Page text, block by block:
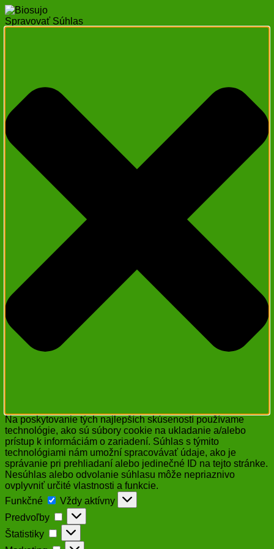
Spravovať Súhlas
Na poskytovanie tých najlepších skúseností používame
technológie, ako sú súbory cookie na ukladanie a/alebo
prístup k informáciám o zariadení. Súhlas s týmito
technológiami nám umožní spracovávať údaje, ako je
správanie pri prehliadaní alebo jedinečné ID na tejto stránke.
Nesúhlas alebo odvolanie súhlasu môže nepriaznivo
ovplyvniť určité vlastnosti a funkcie.
Funkčné
Funkčné
Vždy aktívny
Predvoľby
Predvoľby
Štatistiky Štatistiky
Marketing